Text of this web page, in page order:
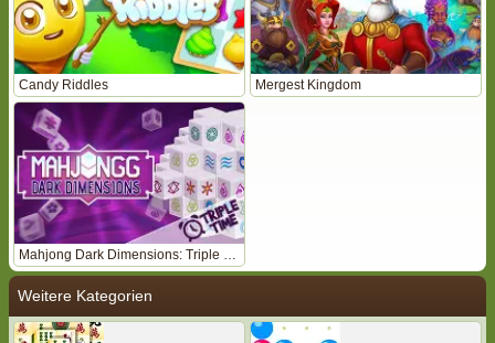
Candy Riddles Mergest Kingdom
Mahjong Dark Dimensions: Triple Time
Weitere Kategorien